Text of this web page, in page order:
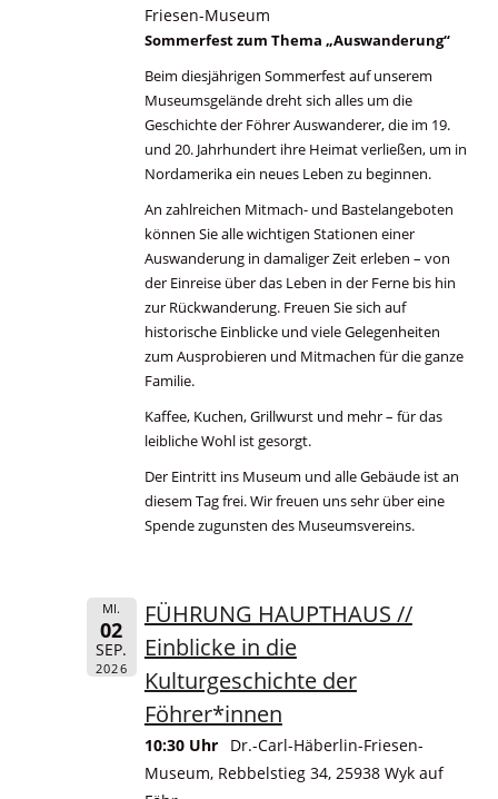
Friesen-Museum
Sommerfest zum Thema „Auswanderung“
Beim diesjährigen Sommerfest auf unserem
Museumsgelände dreht sich alles um die
Geschichte der Föhrer Auswanderer, die im 19.
und 20. Jahrhundert ihre Heimat verließen, um in
Nordamerika ein neues Leben zu beginnen.
An zahlreichen Mitmach- und Bastelangeboten
können Sie alle wichtigen Stationen einer
Auswanderung in damaliger Zeit erleben – von
der Einreise über das Leben in der Ferne bis hin
zur Rückwanderung. Freuen Sie sich auf
historische Einblicke und viele Gelegenheiten
zum Ausprobieren und Mitmachen für die ganze
Familie.
Kaffee, Kuchen, Grillwurst und mehr – für das
leibliche Wohl ist gesorgt.
Der Eintritt ins Museum und alle Gebäude ist an
diesem Tag frei. Wir freuen uns sehr über eine
Spende zugunsten des Museumsvereins.
MI.
02
SEP.
2026
FÜHRUNG HAUPTHAUS //
Einblicke in die
Kulturgeschichte der
Föhrer*innen
10:30 Uhr
Dr.-Carl-Häberlin-Friesen-
Museum, Rebbelstieg 34, 25938 Wyk auf